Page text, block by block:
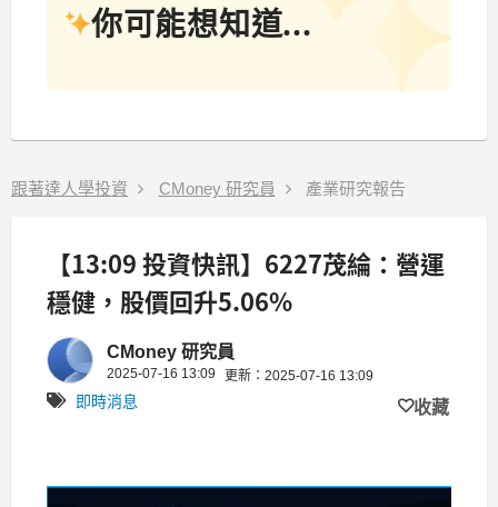
你可能想知道...
跟著達人學投資 CMoney 研究員 產業研究報告
【13:09 投資快訊】6227茂綸：營運
穩健，股價回升5.06%
CMoney 研究員
2025-07-16 13:09 更新：2025-07-16 13:09
即時消息 收藏